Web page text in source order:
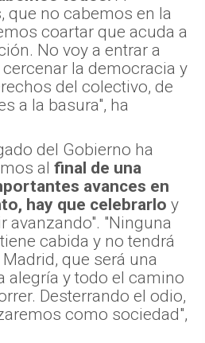
que no cabemos en la
coartar que acuda a
No voy a entrar a
la democracia y
del colectivo, de
a la basura", ha
del Gobierno ha
al final de una
avances en
hay que celebrarlo y
avanzando". "Ninguna
cabida y no tendrá
que será una
alegría y todo el camino
Desterrando el odio,
como sociedad",